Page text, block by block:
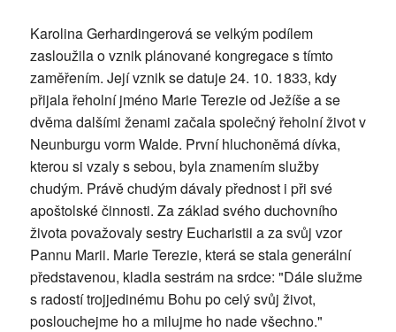
Karolina Gerhardingerová se velkým podílem
zasloužila o vznik plánované kongregace s tímto
zaměřením. Její vznik se datuje 24. 10. 1833, kdy
přijala řeholní jméno Marie Terezie od Ježíše a se
dvěma dalšími ženami začala společný řeholní život v
Neunburgu vorm Walde. První hluchoněmá dívka,
kterou si vzaly s sebou, byla znamením služby
chudým. Právě chudým dávaly přednost i při své
apoštolské činnosti. Za základ svého duchovního
života považovaly sestry Eucharistii a za svůj vzor
Pannu Marii. Marie Terezie, která se stala generální
představenou, kladla sestrám na srdce: "Dále služme
s radostí trojjedinému Bohu po celý svůj život,
poslouchejme ho a milujme ho nade všechno."